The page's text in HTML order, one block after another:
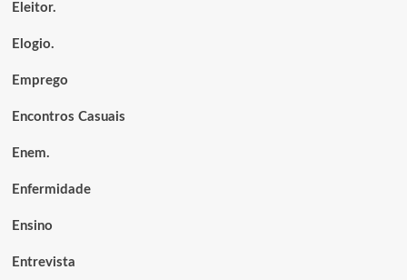
Eleitor.
Elogio.
Emprego
Encontros Casuais
Enem.
Enfermidade
Ensino
Entrevista